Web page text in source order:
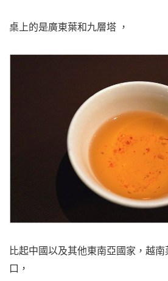
桌上的是廣東葉和九層塔 ，
比起中國以及其他東南亞國家，越
口，